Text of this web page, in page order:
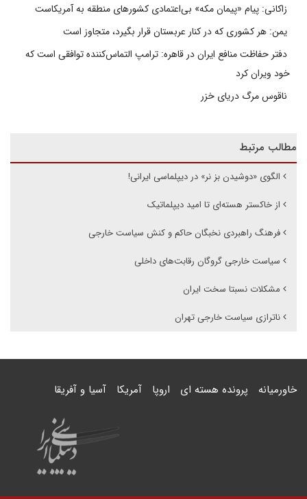
زاکانی: پیام «پیمان مکه» بی‌اعتمادی کشورهای منطقه به آمریکاست
یمن: هر کشوری که در کنار عربستان قرار بگیرد، متجاوز است
دفتر حفاظت منافع ایران در قاهره: ترامپ التماس‌کننده توافقی است که
خود ویران کرد
ناقوس مرگ دریای خزر
مطالب مرتبط
الگوی «دوشیدن بز نر» در دیپلماسی ایرانی!
از خاکستر هسته‌ای تا امید دیپلماتیک
فرهنگ راهبردی نخبگان حاکم و کنش سیاست خارجی
سیاست خارجی گروگان رقابت‌های داخلی
مشکلات نسبتا سخت ایران
ناترازی سیاست خارجی تهران
خاورمیانه پرونده هسته ای اروپا آمریکا آسیا و آفریقا